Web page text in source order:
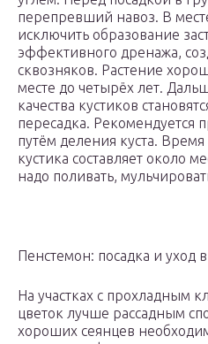
перепревший навоз. В
исключить образование
эффективного дренажа,
сквозняков. Растение
месте до четырёх лет.
качества кустиков
пересадка. Рекомендуется
путём деления куста.
кустика составляет около
надо поливать,
Пенстемон: посадка и уход
На участках с прохладным
цветок лучше рассадным
хороших сеянцев